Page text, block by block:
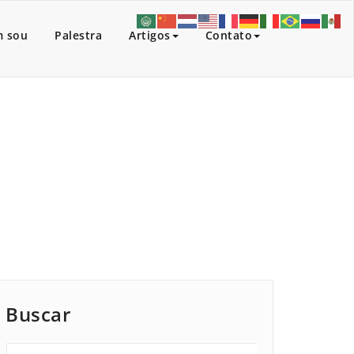
sou Palestra Artigos Contato
Buscar